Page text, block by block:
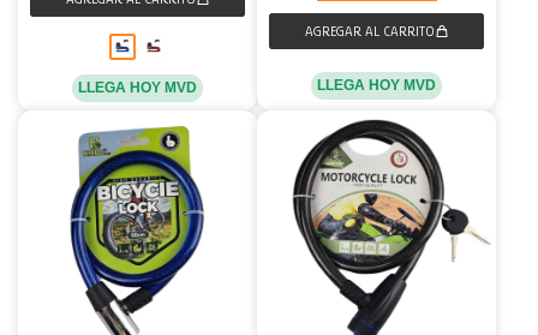
LLEGA HOY MVD LLEGA HOY MVD